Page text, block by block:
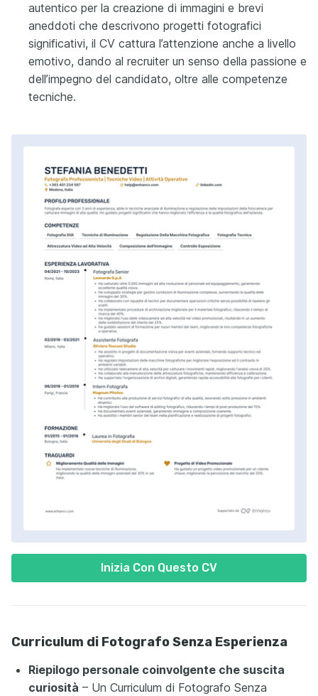
Inizia Con Questo CV
autentico per la creazione di immagini e brevi
aneddoti che descrivono progetti fotografici
significativi, il CV cattura l’attenzione anche a livello
emotivo, dando al recruiter un senso della passione e
dell’impegno del candidato, oltre alle competenze
tecniche.
Curriculum di Fotografo Senza Esperienza
Riepilogo personale coinvolgente che suscita
curiosità – Un Curriculum di Fotografo Senza